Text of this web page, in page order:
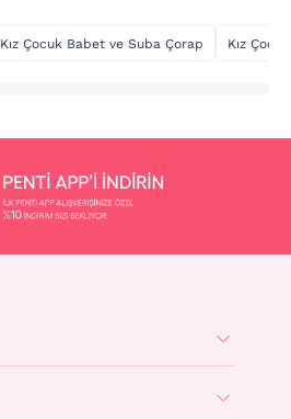
Kız Çocuk Babet ve Suba Çorap Kız